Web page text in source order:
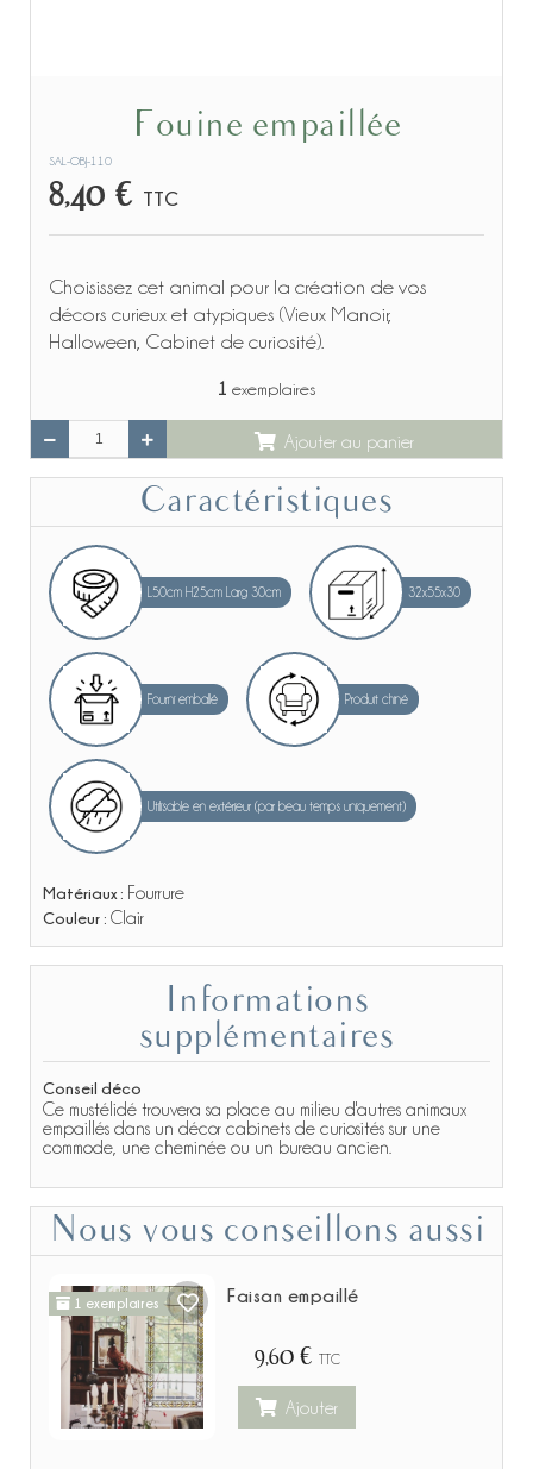
Fouine empaillée
SAL-OBJ-110
8,40 € TTC
Choisissez cet animal pour la création de vos
décors curieux et atypiques (Vieux Manoir,
Halloween, Cabinet de curiosité).
1 exemplaires
Ajouter au panier
Caractéristiques
L50cm H25cm Larg 30cm 32x55x30
Fourni emballé Produit chiné
Utilisable en extérieur (par beau temps uniquement)
Matériaux : Fourrure
Couleur : Clair
supplémentaires
Conseil déco
Ce mustélidé trouvera sa place au milieu d'autres animaux
empaillés dans un décor cabinets de curiosités sur une
commode, une cheminée ou un bureau ancien.
Nous vous conseillons aussi
1 exemplaires Faisan empaillé
9,60 € TTC
Ajouter